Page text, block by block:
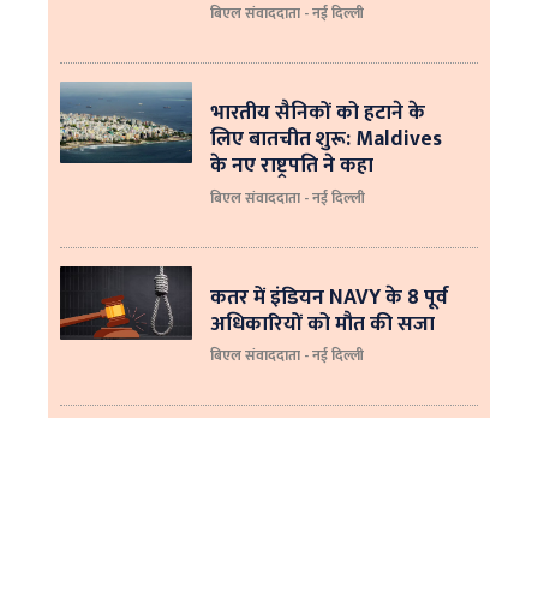
बिएल संवाददाता - नई दिल्ली
भारतीय सैनिकों को हटाने के
लिए बातचीत शुरू: Maldives
के नए राष्ट्रपति ने कहा
बिएल संवाददाता - नई दिल्‍ली
कतर में इंडियन NAVY के 8 पूर्व
अधिकारियों को मौत की सजा
बिएल संवाददाता - नई दिल्ली